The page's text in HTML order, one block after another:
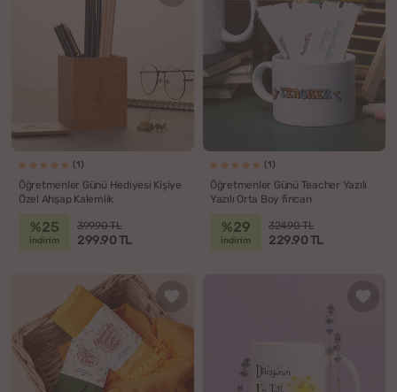
(1)
Öğretmenler Günü Hediyesi Kişiye
Özel Ahşap Kalemlik
%25
indirim
399.90 TL
299.90 TL
(1)
Öğretmenler Günü Teacher Yazılı
Yazılı Orta Boy fincan
%29
indirim
324.90 TL
229.90 TL